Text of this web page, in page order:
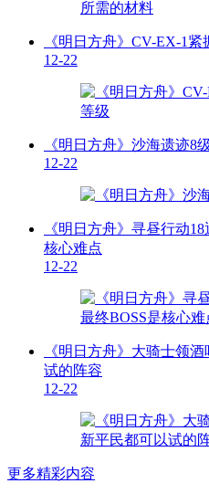
《明日方舟》CV-EX-1
12-22
《明日方舟》沙海遗迹8
12-22
《明日方舟》寻昼行动
核心难点
12-22
《明日方舟》大骑士领
试的阵容
12-22
更多精彩内容